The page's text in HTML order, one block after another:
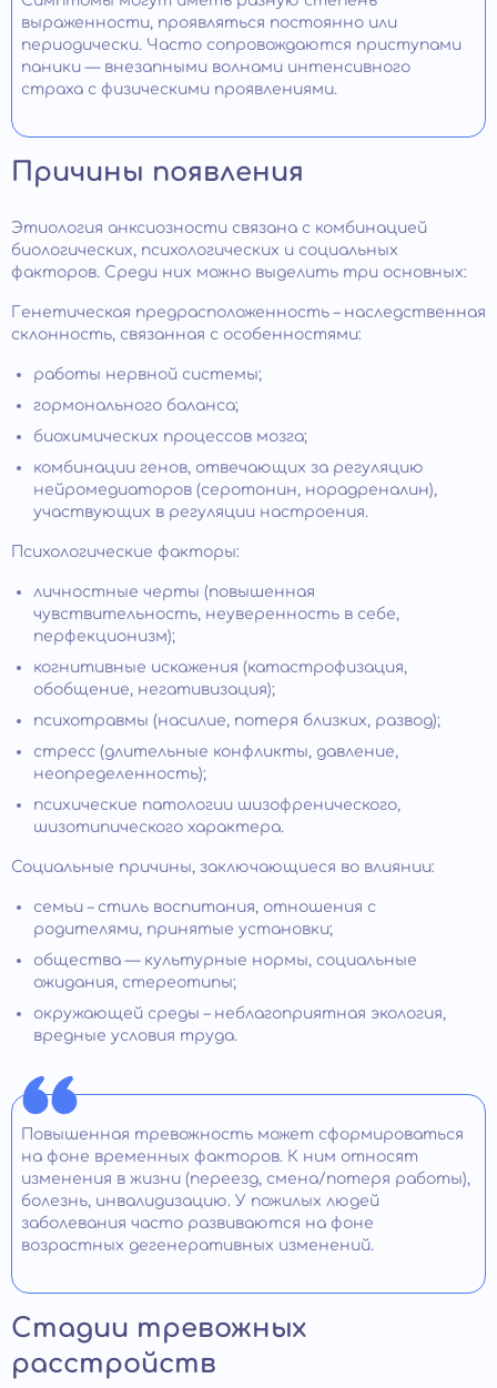
выраженности, проявляться постоянно или
периодически. Часто сопровождаются приступами
паники — внезапными волнами интенсивного
страха с физическими проявлениями.
Причины появления
Этиология анксиозности связана с комбинацией
биологических, психологических и социальных
факторов. Среди них можно выделить три основных:
Генетическая предрасположенность – наследственная
склонность, связанная с особенностями:
работы нервной системы;
гормонального баланса;
биохимических процессов мозга;
комбинации генов, отвечающих за регуляцию
нейромедиаторов (серотонин, норадреналин),
участвующих в регуляции настроения.
Психологические факторы:
личностные черты (повышенная
чувствительность, неуверенность в себе,
перфекционизм);
когнитивные искажения (катастрофизация,
обобщение, негативизация);
психотравмы (насилие, потеря близких, развод);
стресс (длительные конфликты, давление,
неопределенность);
психические патологии шизофренического,
шизотипического характера.
Социальные причины, заключающиеся во влиянии:
семьи – стиль воспитания, отношения с
родителями, принятые установки;
общества — культурные нормы, социальные
ожидания, стереотипы;
окружающей среды – неблагоприятная экология,
вредные условия труда.
Повышенная тревожность может сформироваться
на фоне временных факторов. К ним относят
изменения в жизни (переезд, смена/потеря работы),
болезнь, инвалидизацию. У пожилых людей
заболевания часто развиваются на фоне
возрастных дегенеративных изменений.
Стадии тревожных
расстройств